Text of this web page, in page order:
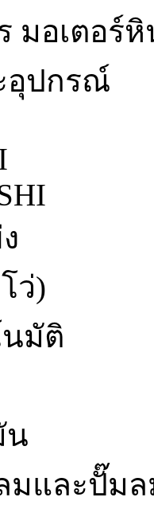
มอเตอร์
อุปกรณ์
ว่)
มัติ
น
มและปั๊ม